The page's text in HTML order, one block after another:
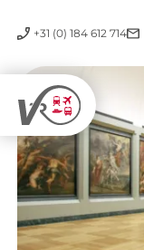
+31 (0) 184 612 714